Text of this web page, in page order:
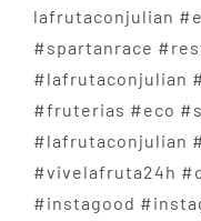
lafrutaconjulian
#spartanrace
#lafrutaconjulian
#fruterias #eco
#lafrutaconjulian
#vivelafruta24h
#instagood